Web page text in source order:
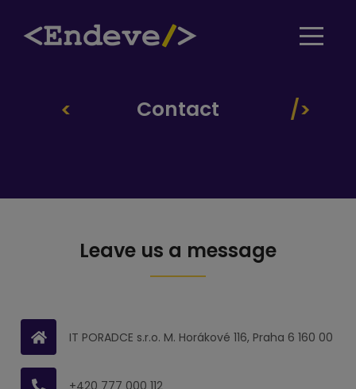
Contact
Leave us a message
IT PORADCE s.r.o. M. Horákové 116, Praha 6 160 00
+420 777 000 112